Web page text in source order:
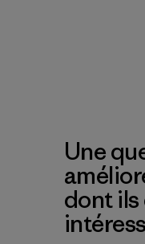
Une
dont ils